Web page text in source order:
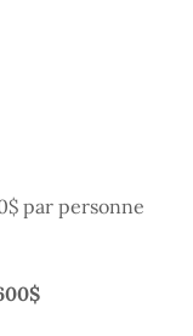
par personne